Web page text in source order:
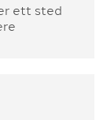
ett sted